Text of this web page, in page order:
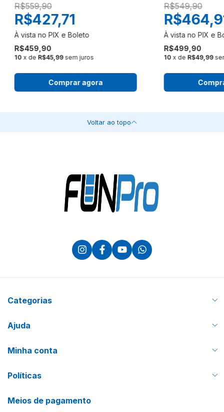
R$559,90
R$459,90
R$427,71
10 x de R$45,99 sem juros
Comprar agora
R$549,90
R$499,90
10 x de R$49,99
Voltar ao topo
Categorias
Ajuda
Minha conta
Políticas
Meios de pagamento